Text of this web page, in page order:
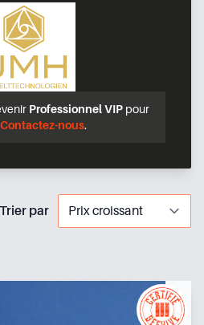
Professionnel VIP pour
Contactez-nous.
Trier par